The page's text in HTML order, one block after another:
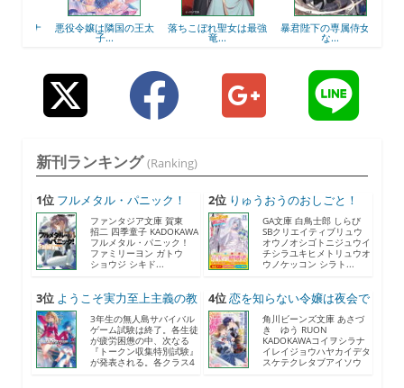
悪役令嬢は隣国の王太
子...
落ちこぼれ聖女は最強
竜...
暴君陛下の専属侍女に
な...
新刊ランキング (Ranking)
1位 フルメタル・パニック！
F...
ファンタジア文庫 賀東
招二 四季童子 KADOKAWA
フルメタル・パニック！
ファミリーヨン ガトウ
ショウジ シキド...
2位 りゅうおうのおしごと！
21...
GA文庫 白鳥士郎 しらび
SBクリエイティブリュウ
オウノオシゴトニジュウイ
チシラユキヒメトリュウオ
ウノケッコン シラト...
3位 ようこそ実力至上主義の教
室...
3年生の無人島サバイバル
ゲーム試験は終了。各生徒
が疲労困憊の中、次なる
『トークン収集特別試験』
が発表される。各クラス4
4位恋を知らない令嬢は夜会で
助...
角川ビーンズ文庫 あさづ
き ゆう RUON
KADOKAWAコイヲシラナ
イレイジョウハヤカイデタ
スケテクレタブアイソウ